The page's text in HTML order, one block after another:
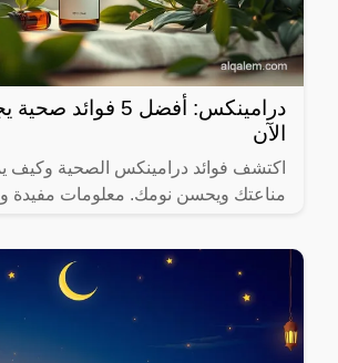
درامينكس: أفضل 5
الآن
اكتشف فوائد درامينكس الصحية وكيف
مناعتك ويحسن نومك. معلومات مفيدة